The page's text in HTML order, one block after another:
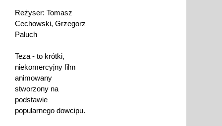
Reżyser: Tomasz
Cechowski, Grzegorz
Paluch
Teza - to krótki,
niekomercyjny film
animowany
stworzony na
podstawie
popularnego dowcipu.